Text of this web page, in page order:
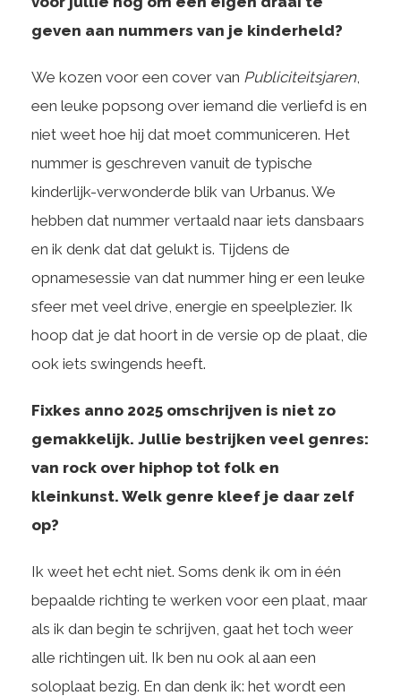
geven aan nummers van je kinderheld?
We kozen voor een cover van Publiciteitsjaren,
een leuke popsong over iemand die verliefd is en
niet weet hoe hij dat moet communiceren. Het
nummer is geschreven vanuit de typische
kinderlijk-verwonderde blik van Urbanus. We
hebben dat nummer vertaald naar iets dansbaars
en ik denk dat dat gelukt is. Tijdens de
opnamesessie van dat nummer hing er een leuke
sfeer met veel drive, energie en speelplezier. Ik
hoop dat je dat hoort in de versie op de plaat, die
ook iets swingends heeft.
Fixkes anno 2025 omschrijven is niet zo
gemakkelijk. Jullie bestrijken veel genres:
van rock over hiphop tot folk en
kleinkunst. Welk genre kleef je daar zelf
op?
Ik weet het echt niet. Soms denk ik om in één
bepaalde richting te werken voor een plaat, maar
als ik dan begin te schrijven, gaat het toch weer
alle richtingen uit. Ik ben nu ook al aan een
soloplaat bezig. En dan denk ik: het wordt een